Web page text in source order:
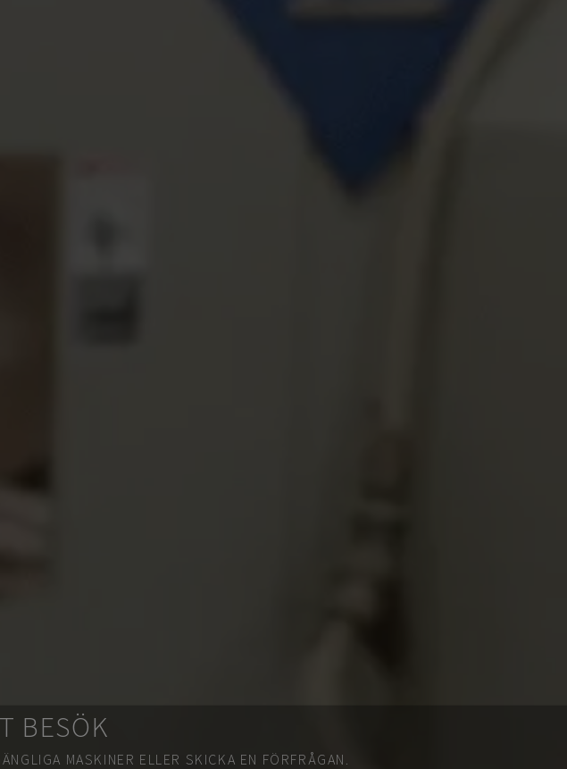
BESÖK
MASKINER ELLER SKICKA EN FÖRFRÅGAN.